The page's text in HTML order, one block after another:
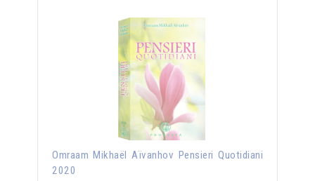
Omraam Mikhaël Aïvanhov Pensieri Quotidiani
2020